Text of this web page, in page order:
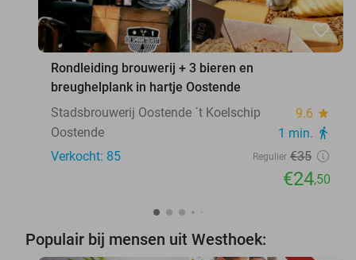
favorite_border
Rondleiding brouwerij + 3 bieren en
breughelplank in hartje Oostende
Stadsbrouwerij Oostende ´t Koelschip
9.6 star
Oostende 1 min. directions_walk
Verkocht: 85 Regulier €35
€24,50
Populair bij mensen uit Westhoek: